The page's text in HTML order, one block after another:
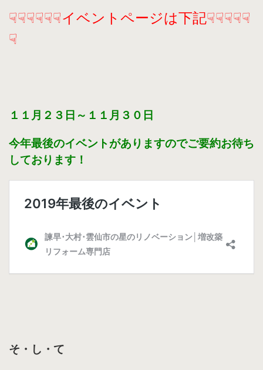
☟☟☟☟☟☟イベントページは下記☟☟☟☟☟
☟
１１月２３日～１１月３０日
今年最後のイベントがありますのでご要約お待ち
しております！
そ・し・て